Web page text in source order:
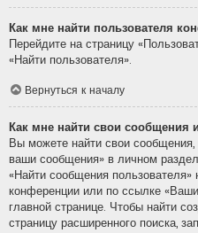
Как мне найти пользователя
Перейдите на страницу
«Найти пользователя».
Вернуться к началу
Как мне найти свои сообщения
Вы можете найти свои
ваши сообщения» в личном
«Найти сообщения
конференции или по ссылке
главной странице. Чтобы найти
страницу расширенного поиска,